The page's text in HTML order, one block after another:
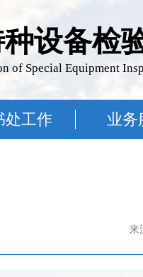
设备检
of Special Equipment
处工作 业务